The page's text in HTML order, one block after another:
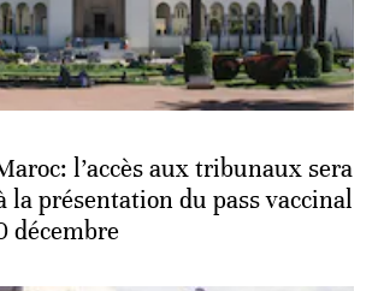
l’accès aux tribunaux sera
la présentation du pass vaccinal
décembre